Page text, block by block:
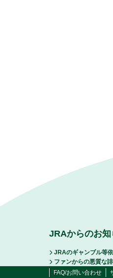
JRAからのお知
JRAのギャンブル等
ファンからの悪質な
FAQ/お問い合わせ